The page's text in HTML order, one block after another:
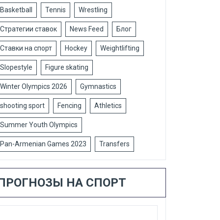
Basketball Tennis Wrestling
Стратегии ставок News Feed Блог
Ставки на спорт Hockey Weightlifting
Slopestyle Figure skating
Winter Olympics 2026 Gymnastics
shooting sport Fencing Athletics
Summer Youth Olympics
Pan-Armenian Games 2023 Transfers
НА СПОРТ